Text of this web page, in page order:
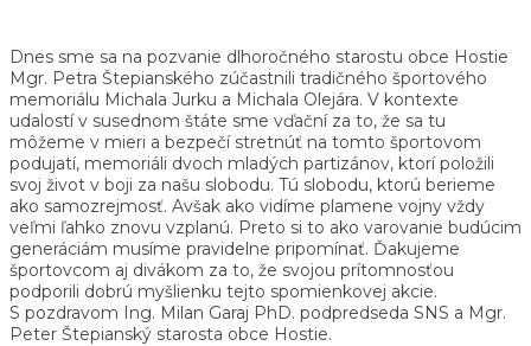
Dnes sme sa na pozvanie dlhoročného starostu obce Hostie
Mgr. Petra Štepianského zúčastnili tradičného športového
memoriálu Michala Jurku a Michala Olejára. V kontexte
udalostí v susednom štáte sme vďační za to, že sa tu
môžeme v mieri a bezpečí stretnúť na tomto športovom
podujatí, memoriáli dvoch mladých partizánov, ktorí položili
svoj život v boji za našu slobodu. Tú slobodu, ktorú berieme
ako samozrejmosť. Avšak ako vidíme plamene vojny vždy
veľmi ľahko znovu vzplanú. Preto si to ako varovanie budúcim
generáciám musíme pravidelne pripomínať. Ďakujeme
športovcom aj divákom za to, že svojou prítomnosťou
podporili dobrú myšlienku tejto spomienkovej akcie.
S pozdravom Ing. Milan Garaj PhD. podpredseda SNS a Mgr.
Peter Štepianský starosta obce Hostie.